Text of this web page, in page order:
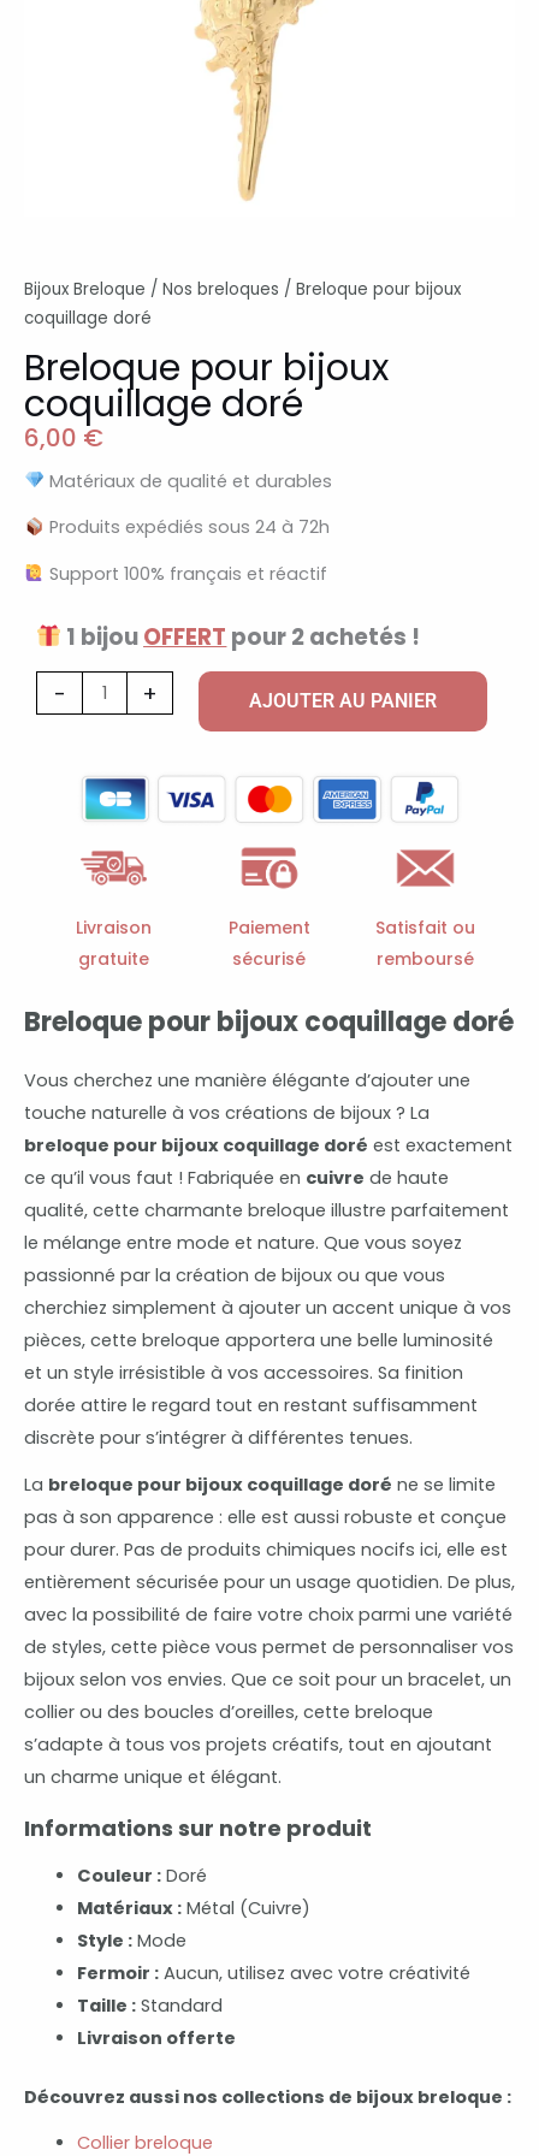
Bijoux Breloque / Nos breloques / Breloque pour bijoux
coquillage doré
Breloque pour bijoux
coquillage doré
6,00 €
Matériaux de qualité et durables
Produits expédiés sous 24 à 72h
Support 100% français et réactif
1 bijouOFFERT pour 2 achetés !
-
quantité
de
bijoux
coquillage
+ AJOUTER AU PANIER
Livraison
gratuite
Paiement
sécurisé
Satisfait ou
remboursé
Breloque pour bijoux coquillage doré
Vous cherchez une manière élégante d’ajouter une
touche naturelle à vos créations de bijoux ? La
breloque pour bijoux coquillage doré est exactement
ce qu’il vous faut ! Fabriquée en cuivre de haute
qualité, cette charmante breloque illustre parfaitement
le mélange entre mode et nature. Que vous soyez
passionné par la création de bijoux ou que vous
cherchiez simplement à ajouter un accent unique à vos
pièces, cette breloque apportera une belle luminosité
et un style irrésistible à vos accessoires. Sa finition
dorée attire le regard tout en restant suffisamment
discrète pour s’intégrer à différentes tenues.
La breloque pour bijoux coquillage doré ne se limite
pas à son apparence : elle est aussi robuste et conçue
pour durer. Pas de produits chimiques nocifs ici, elle est
entièrement sécurisée pour un usage quotidien. De plus,
avec la possibilité de faire votre choix parmi une variété
de styles, cette pièce vous permet de personnaliser vos
bijoux selon vos envies. Que ce soit pour un bracelet, un
collier ou des boucles d’oreilles, cette breloque
s’adapte à tous vos projets créatifs, tout en ajoutant
un charme unique et élégant.
Informations sur notre produit
Couleur :Doré
Matériaux :Métal (Cuivre)
Style :Mode
Fermoir :Aucun, utilisez avec votre créativité
Taille :Standard
Livraison offerte
Découvrez aussi nos collections de bijoux breloque :
Collier breloque